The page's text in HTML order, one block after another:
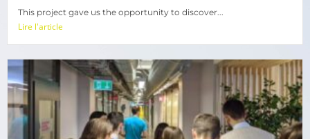
This project gave us the opportunity to discover...
Lire l'article